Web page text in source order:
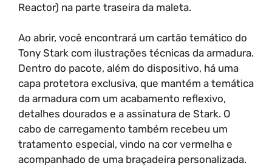
Reactor) na parte traseira da maleta.
Ao abrir, você encontrará um cartão temático do
Tony Stark com ilustrações técnicas da armadura.
Dentro do pacote, além do dispositivo, há uma
capa protetora exclusiva, que mantém a temática
da armadura com um acabamento reflexivo,
detalhes dourados e a assinatura de Stark. O
cabo de carregamento também recebeu um
tratamento especial, vindo na cor vermelha e
acompanhado de uma braçadeira personalizada.